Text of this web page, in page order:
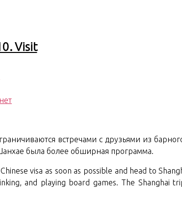
Visit
кнет
встречами с друзьями из
была более обширная программа.
visa as soon as possible and head to
and playing board games. The Shanghai